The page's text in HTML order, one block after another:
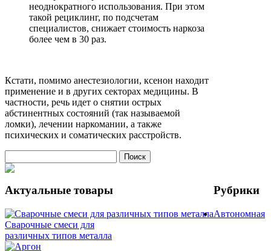
неоднократного использования. При этом
такой рециклинг, по подсчетам
специалистов, снижает стоимость наркоза
более чем в 30 раз.
Кстати, помимо анестезиологии, ксенон находит
применение и в других секторах медицины. В
частности, речь идет о снятии острых
абстинентных состояний (так называемой
ломки), лечении наркомании, а также
психических и соматических расстройств.
Актуальные товары
Сварочные смеси для
различных типов металла
Рубрики
Автономная